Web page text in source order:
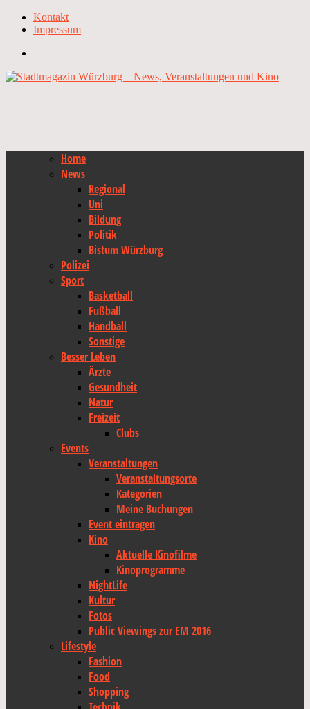
Kontakt
Impressum
Home
News
Regional
Uni
Bildung
Politik
Bistum Würzburg
Polizei
Sport
Basketball
Fußball
Handball
Sonstige
Besser Leben
Ärzte
Gesundheit
Natur
Freizeit
Clubs
Events
Veranstaltungen
Veranstaltungsorte
Kategorien
Meine Buchungen
Event eintragen
Kino
Aktuelle Kinofilme
Kinoprogramme
NightLife
Kultur
Fotos
Public Viewings zur EM 2016
Lifestyle
Fashion
Food
Shopping